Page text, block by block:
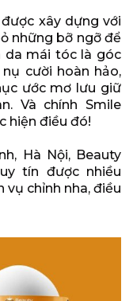
xây dựng với
những bỡ ngỡ để
da mái tóc là góc
cười hoàn hảo,
ước mơ lưu giữ
Và chính Smile
hiện điều đó!
Hà Nội, Beauty
tín được nhiều
vụ chỉnh nha, điều